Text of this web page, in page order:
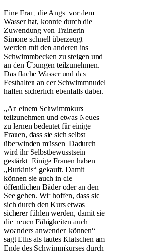
Eine Frau, die Angst vor dem
Wasser hat, konnte durch die
Zuwendung von Trainerin
Simone schnell überzeugt
werden mit den anderen ins
Schwimmbecken zu steigen und
an den Übungen teilzunehmen.
Das flache Wasser und das
Festhalten an der Schwimmnudel
halfen sicherlich ebenfalls dabei.
„An einem Schwimmkurs
teilzunehmen und etwas Neues
zu lernen bedeutet für einige
Frauen, dass sie sich selbst
überwinden müssen. Dadurch
wird ihr Selbstbewusstsein
gestärkt. Einige Frauen haben
„Burkinis“ gekauft. Damit
können sie auch in die
öffentlichen Bäder oder an den
See gehen. Wir hoffen, dass sie
sich durch den Kurs etwas
sicherer fühlen werden, damit sie
die neuen Fähigkeiten auch
woanders anwenden können“
sagt Ellis als lautes Klatschen am
Ende des Schwimmkurses durch